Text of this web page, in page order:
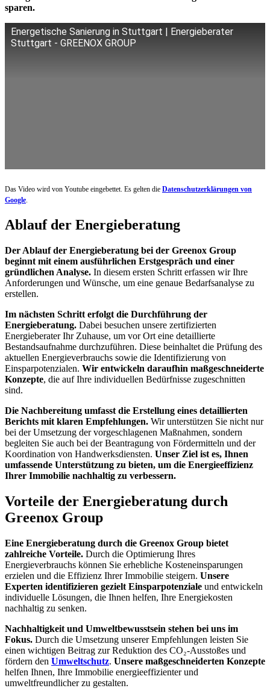
sparen.
Energetische Sanierung in Stuttgart | Energieberater
Stuttgart - GREENOX GROUP
Das Video wird von Youtube eingebettet. Es gelten die Datenschutzerklärungen von
Google.
Ablauf der Energieberatung
Der Ablauf der Energieberatung bei der Greenox Group
beginnt mit einem ausführlichen Erstgespräch und einer
gründlichen Analyse. In diesem ersten Schritt erfassen wir Ihre
Anforderungen und Wünsche, um eine genaue Bedarfsanalyse zu
erstellen.
Im nächsten Schritt erfolgt die Durchführung der
Energieberatung. Dabei besuchen unsere zertifizierten
Energieberater Ihr Zuhause, um vor Ort eine detaillierte
Bestandsaufnahme durchzuführen. Diese beinhaltet die Prüfung des
aktuellen Energieverbrauchs sowie die Identifizierung von
Einsparpotenzialen. Wir entwickeln daraufhin maßgeschneiderte
Konzepte, die auf Ihre individuellen Bedürfnisse zugeschnitten
sind.
Die Nachbereitung umfasst die Erstellung eines detaillierten
Berichts mit klaren Empfehlungen. Wir unterstützen Sie nicht nur
bei der Umsetzung der vorgeschlagenen Maßnahmen, sondern
begleiten Sie auch bei der Beantragung von Fördermitteln und der
Koordination von Handwerksdiensten. Unser Ziel ist es, Ihnen
umfassende Unterstützung zu bieten, um die Energieeffizienz
Ihrer Immobilie nachhaltig zu verbessern.
Vorteile der Energieberatung durch
Greenox Group
Eine Energieberatung durch die Greenox Group bietet
zahlreiche Vorteile. Durch die Optimierung Ihres
Energieverbrauchs können Sie erhebliche Kosteneinsparungen
erzielen und die Effizienz Ihrer Immobilie steigern. Unsere
Experten identifizieren gezielt Einsparpotenziale und entwickeln
individuelle Lösungen, die Ihnen helfen, Ihre Energiekosten
nachhaltig zu senken.
Nachhaltigkeit und Umweltbewusstsein stehen bei uns im
Fokus. Durch die Umsetzung unserer Empfehlungen leisten Sie
einen wichtigen Beitrag zur Reduktion des CO₂-Ausstoßes und
fördern den Umweltschutz. Unsere maßgeschneiderten Konzepte
helfen Ihnen, Ihre Immobilie energieeffizienter und
umweltfreundlicher zu gestalten.